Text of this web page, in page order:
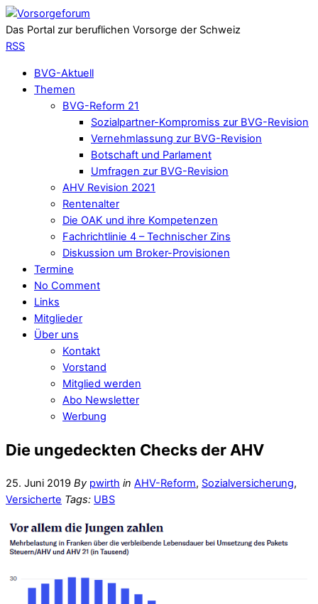
Das Portal zur beruflichen Vorsorge der Schweiz
RSS
BVG-Aktuell
Themen
BVG-Reform 21
Sozialpartner-Kompromiss zur BVG-Revision
Vernehmlassung zur BVG-Revision
Botschaft und Parlament
Umfragen zur BVG-Revision
AHV Revision 2021
Rentenalter
Die OAK und ihre Kompetenzen
Fachrichtlinie 4 – Technischer Zins
Diskussion um Broker-Provisionen
Termine
No Comment
Links
Mitglieder
Über uns
Kontakt
Vorstand
Mitglied werden
Abo Newsletter
Werbung
Die ungedeckten Checks der AHV
25. Juni 2019 By pwirth in AHV-Reform, Sozialversicherung,
Versicherte Tags: UBS